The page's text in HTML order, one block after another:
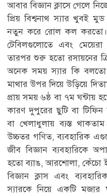
আবার বিজ্ঞান ক্লাসে গেলে
প্রিয় বিশ্বনাথ স্যার খুবই
নতুন করে রোল কল করতো।
টেবিলগুলোতে এবং
তারপর শুরু হতো রসায়নের
অনেক সময় স্যার কি
মাথার উপর দিয়ে উড়িয়ে
প্রায় সময় ৬ষ্ঠ বা ৭ম ঘন্টায়
কারণ দুপুরের ছুটি বা
বা খেলাধুলায় ব্যস্ত
উচ্চতর গণিত, ব্যবহারিক
জীব বিজ্ঞান ব্যবহারিকে
হতো ব্যাঙ, আরশোলা, কেঁচো
বিজ্ঞান ক্লাস এবং
স্যারকে নিয়ে একটি মজার